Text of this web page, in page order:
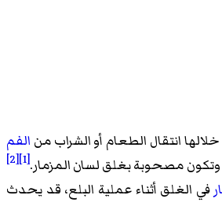
انتقال الطعام أو الشراب من الفم
وتكون مصحوبة بغلق لسان المزمار.[1]
[2]
في الغلق أثناء عملية البلع، قد يحدث